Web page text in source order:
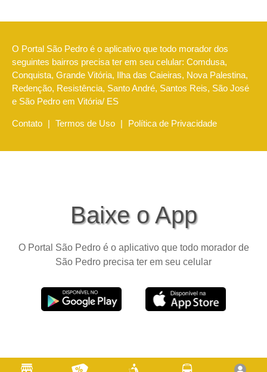
O Portal São Pedro é o aplicativo que todo morador dos
seguintes bairros precisa ter em seu celular: Comdusa,
Conquista, Grande Vitória, Ilha das Caieiras, Nova Palestina,
Redenção, Resistência, Santo André, Santos Reis, São José
e São Pedro em Vitória/ ES
Contato | Termos de Uso | Política de Privacidade
Baixe o App
O Portal São Pedro é o aplicativo que todo morador de
São Pedro precisa ter em seu celular